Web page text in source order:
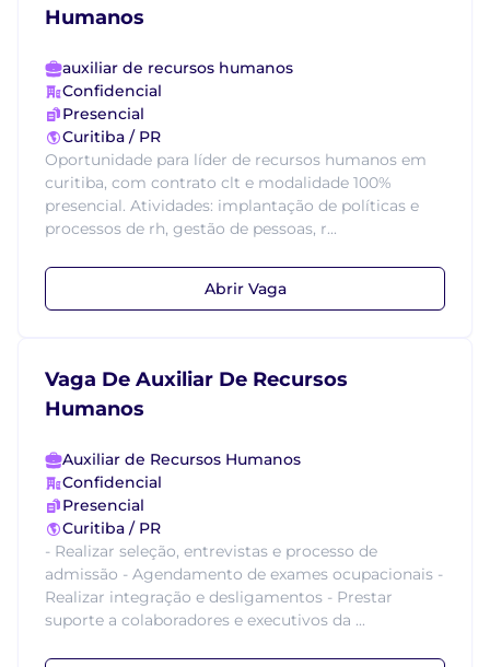
Humanos
auxiliar de recursos humanos
Confidencial
Presencial
Curitiba / PR
Oportunidade para líder de recursos humanos em
curitiba, com contrato clt e modalidade 100%
presencial. Atividades: implantação de políticas e
processos de rh, gestão de pessoas, r...
Abrir Vaga
Vaga De Auxiliar De Recursos
Humanos
Auxiliar de Recursos Humanos
Confidencial
Presencial
Curitiba / PR
- Realizar seleção, entrevistas e processo de
admissão - Agendamento de exames ocupacionais -
Realizar integração e desligamentos - Prestar
suporte a colaboradores e executivos da ...